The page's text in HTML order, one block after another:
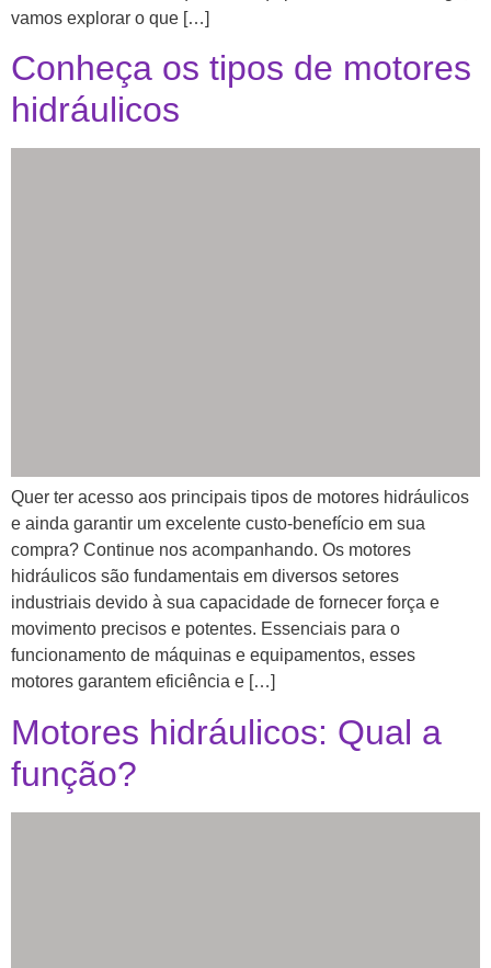
vamos explorar o que […]
Conheça os tipos de motores
hidráulicos
Quer ter acesso aos principais tipos de motores hidráulicos
e ainda garantir um excelente custo-benefício em sua
compra? Continue nos acompanhando. Os motores
hidráulicos são fundamentais em diversos setores
industriais devido à sua capacidade de fornecer força e
movimento precisos e potentes. Essenciais para o
funcionamento de máquinas e equipamentos, esses
motores garantem eficiência e […]
Motores hidráulicos: Qual a
função?